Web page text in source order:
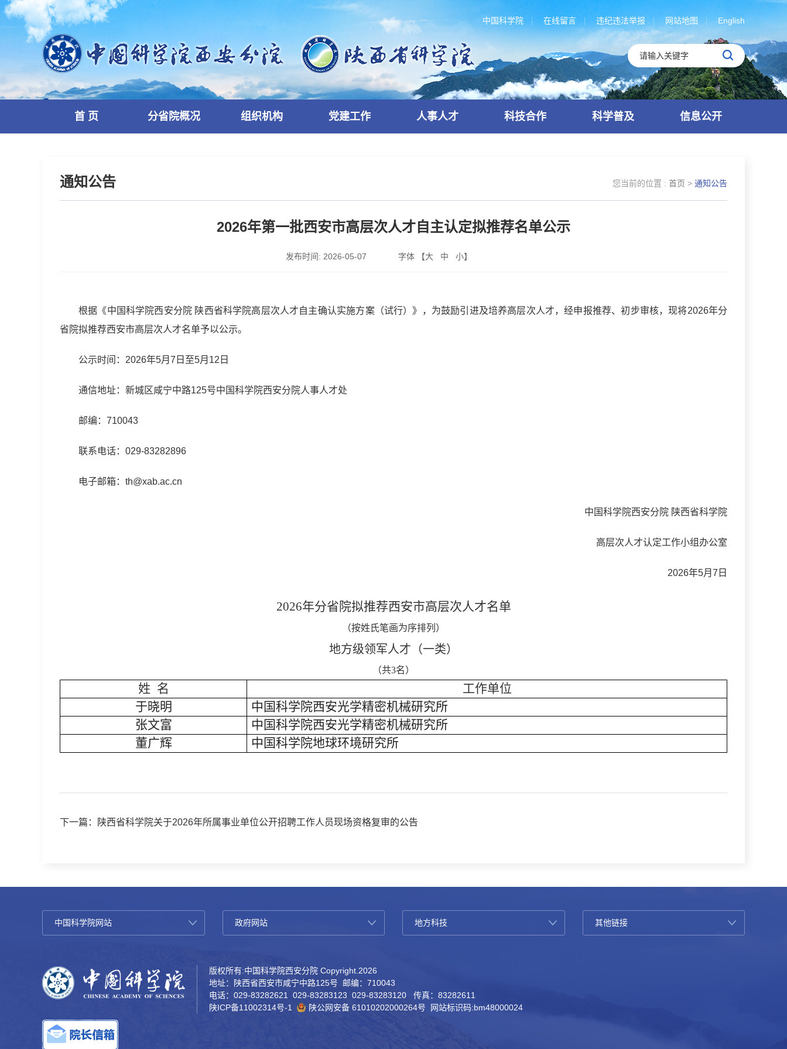
中国科学院 在线留言 违纪违法举报 网站地图 English
首 页 分省院概况 组织机构 党建工作 人事人才 科技合作 科学普及 信息公开
通知公告 您当前的位置 : 首页 > 通知公告
2026年第一批西安市高层次人才自主认定拟推荐名单公示
发布时间: 2026-05-07 字体 【大 中 小】
根据《中国科学院西安分院 陕西省科学院高层次人才自主确认实施方案（试行）》，为鼓励引进及培养高层次人才，经申报推荐、初步审核，现将2026年分
省院拟推荐西安市高层次人才名单予以公示。
公示时间：2026年5月7日至5月12日
通信地址：新城区咸宁中路125号中国科学院西安分院人事人才处
邮编：710043
联系电话：029-83282896
电子邮箱：th@xab.ac.cn
中国科学院西安分院 陕西省科学院
高层次人才认定工作小组办公室
2026年5月7日
2026年分省院拟推荐西安市高层次人才名单
（按姓氏笔画为序排列）
地方级领军人才（一类）
（共3名）
姓 名
工作单位
于晓明
中国科学院西安光学精密机械研究所
张文富
中国科学院西安光学精密机械研究所
董广辉
中国科学院地球环境研究所
下一篇：陕西省科学院关于2026年所属事业单位公开招聘工作人员现场资格复审的公告
版权所有:中国科学院西安分院 Copyright. 2026
地址：陕西省西安市咸宁中路125号 邮编：710043
电话：029-83282621 029-83283123 029-83283120 传真：83282611
陕ICP备11002314号-1
陕公网安备 61010202000264号 网站标识码:bm48000024